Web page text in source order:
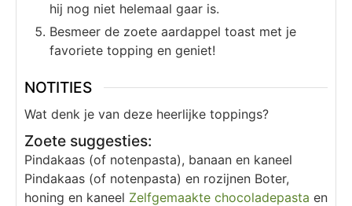
hij nog niet helemaal gaar is.
Besmeer de zoete aardappel toast met je
favoriete topping en geniet!
NOTITIES
Wat denk je van deze heerlijke toppings?
Zoete suggesties:
Pindakaas (of notenpasta), banaan en kaneel
Pindakaas (of notenpasta) en rozijnen Boter,
honing en kaneel Zelfgemaakte chocoladepasta en